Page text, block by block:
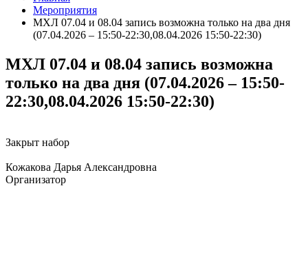
Мероприятия
МХЛ 07.04 и 08.04 запись возможна только на два дня
(07.04.2026 – 15:50-22:30,08.04.2026 15:50-22:30)
МХЛ 07.04 и 08.04 запись возможна
только на два дня (07.04.2026 – 15:50-
22:30,08.04.2026 15:50-22:30)
Закрыт набор
Кожакова Дарья Александровна
Организатор